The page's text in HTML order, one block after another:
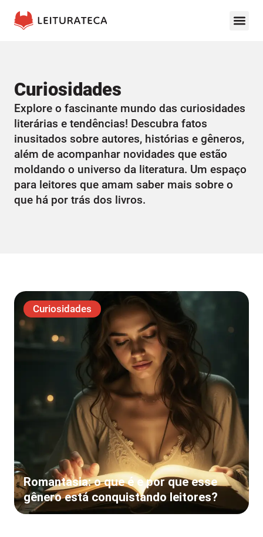
Curiosidades
Explore o fascinante mundo das curiosidades
literárias e tendências! Descubra fatos
inusitados sobre autores, histórias e gêneros,
além de acompanhar novidades que estão
moldando o universo da literatura. Um espaço
para leitores que amam saber mais sobre o
que há por trás dos livros.
Curiosidades
Romantasia: o que é e por que esse
gênero está conquistando leitores?